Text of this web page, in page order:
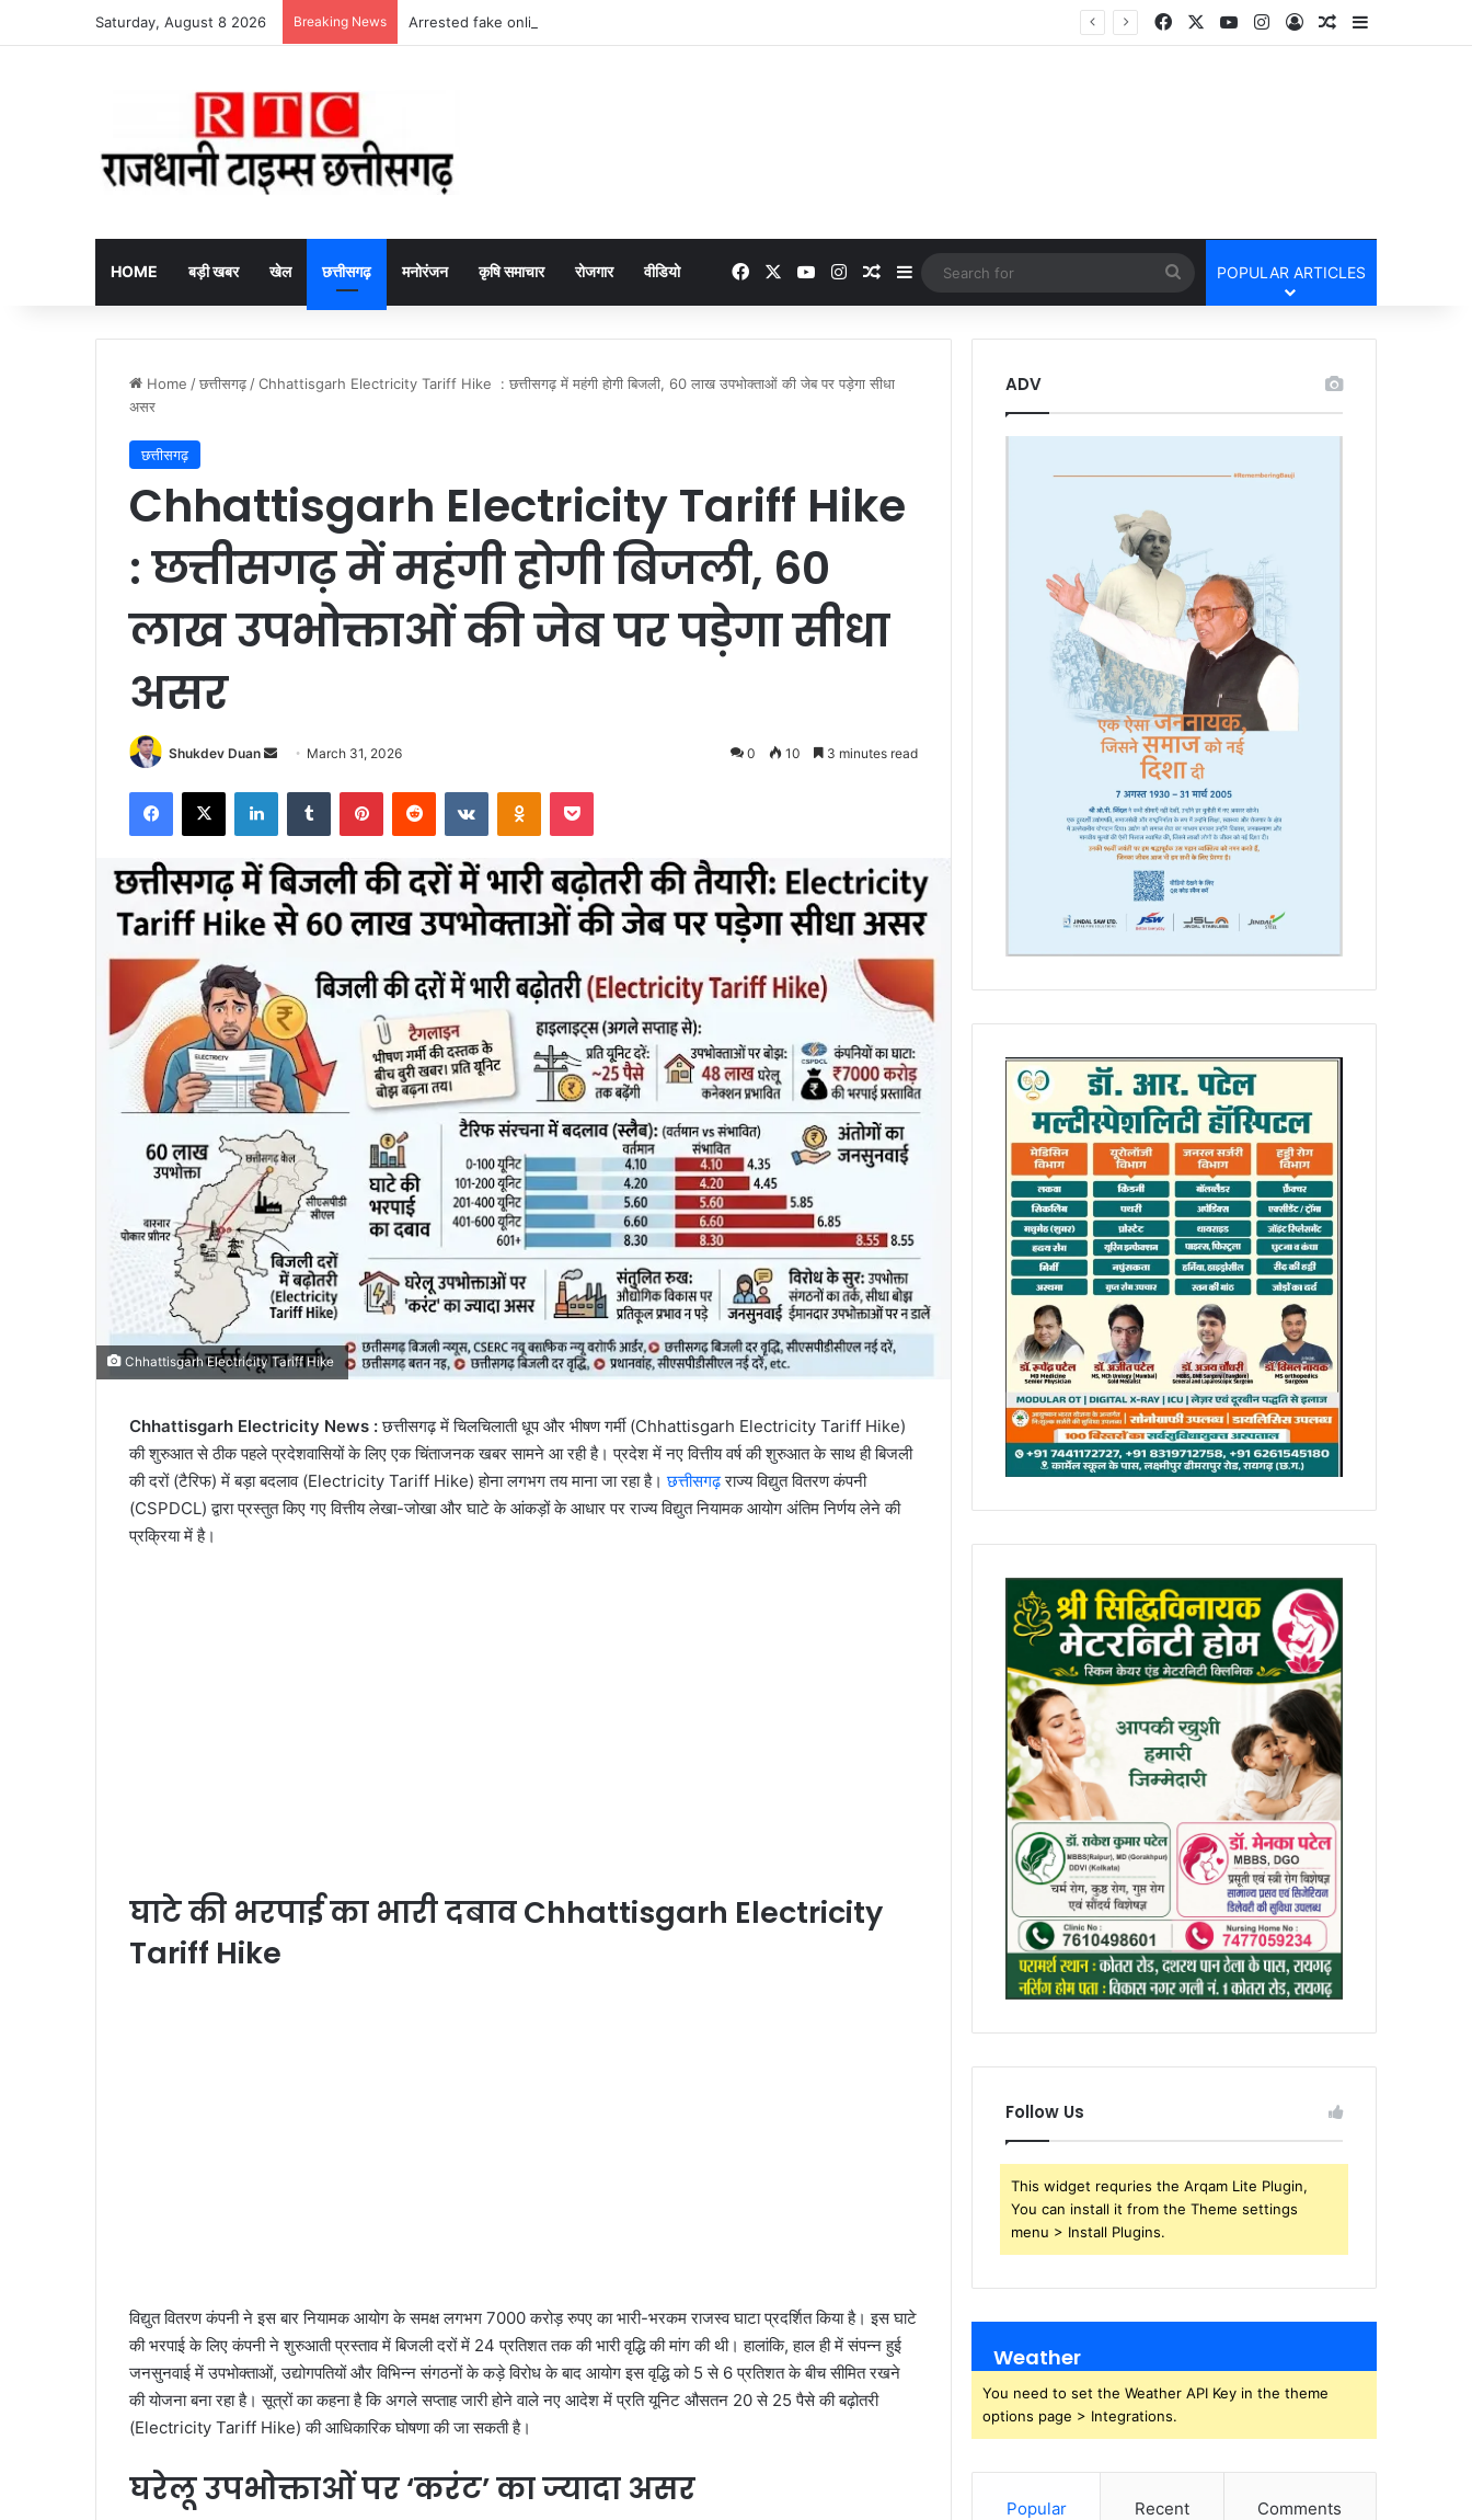
Saturday, August 8 2026 Breaking News Arrested fake online payment पेट्रोल पंप पर फर्जी ऑनलाइन पेमेंट दिखाकर ठगी करने वाला युवक गिरफ्तार FacebookYouTubeInstagram
Log InRandom Article
Sidebar
HOME बड़ी खबर खेल छत्तीसगढ़ मनोरंजन कृषि समाचार रोजगार वीडियो FacebookYouTubeInstagramRandom Article
Sidebar
Search
for
POPULAR ARTICLES
Home /छत्तीसगढ़ /Chhattisgarh Electricity Tariff Hike : छत्तीसगढ़ में महंगी होगी बिजली, 60 लाख उपभोक्ताओं की जेब पर पड़ेगा सीधा
असर
छत्तीसगढ़
Chhattisgarh Electricity Tariff Hike
: छत्तीसगढ़ में महंगी होगी बिजली, 60
लाख उपभोक्ताओं की जेब पर पड़ेगा सीधा
असर
Shukdev Duan
Send
email
March 31, 2026 0 10 3 minutes read
Facebook
X LinkedInTumblr PinterestReddit VKontakteOdnoklassniki
Pocket
Chhattisgarh Electricity Tariff Hike
Chhattisgarh Electricity News :छत्तीसगढ़ में चिलचिलाती धूप और भीषण गर्मी (Chhattisgarh Electricity Tariff Hike)
की शुरुआत से ठीक पहले प्रदेशवासियों के लिए एक चिंताजनक खबर सामने आ रही है। प्रदेश में नए वित्तीय वर्ष की शुरुआत के साथ ही बिजली
की दरों (टैरिफ) में बड़ा बदलाव (Electricity Tariff Hike) होना लगभग तय माना जा रहा है।छत्तीसगढ़राज्य विद्युत वितरण कंपनी
(CSPDCL) द्वारा प्रस्तुत किए गए वित्तीय लेखा-जोखा और घाटे के आंकड़ों के आधार पर राज्य विद्युत नियामक आयोग अंतिम निर्णय लेने की
प्रक्रिया में है।
घाटे की भरपाई का भारी दबाव Chhattisgarh Electricity
Tariff Hike
विद्युत वितरण कंपनी ने इस बार नियामक आयोग के समक्ष लगभग 7000 करोड़ रुपए का भारी-भरकम राजस्व घाटा प्रदर्शित किया है। इस घाटे
की भरपाई के लिए कंपनी ने शुरुआती प्रस्ताव में बिजली दरों में 24 प्रतिशत तक की भारी वृद्धि की मांग की थी। हालांकि, हाल ही में संपन्न हुई
जनसुनवाई में उपभोक्ताओं, उद्योगपतियों और विभिन्न संगठनों के कड़े विरोध के बाद आयोग इस वृद्धि को 5 से 6 प्रतिशत के बीच सीमित रखने
की योजना बना रहा है। सूत्रों का कहना है कि अगले सप्ताह जारी होने वाले नए आदेश में प्रति यूनिट औसतन 20 से 25 पैसे की बढ़ोतरी
(Electricity Tariff Hike) की आधिकारिक घोषणा की जा सकती है।
घरेलू उपभोक्ताओं पर ‘करंट’ का ज्यादा असर
ADV
Follow Us
This widget requries the Arqam Lite Plugin,
You can install it from the Theme settings
menu > Install Plugins.
Weather
You need to set the Weather API Key in the theme
options page > Integrations.
Popular Recent Comments